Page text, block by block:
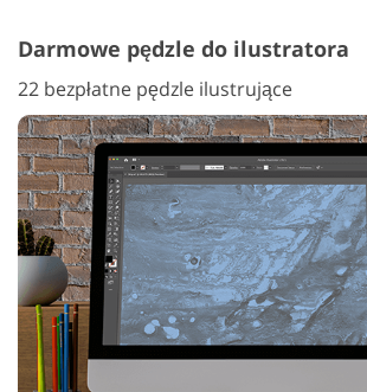
Darmowe pędzle do ilustratora
22 bezpłatne pędzle ilustrujące